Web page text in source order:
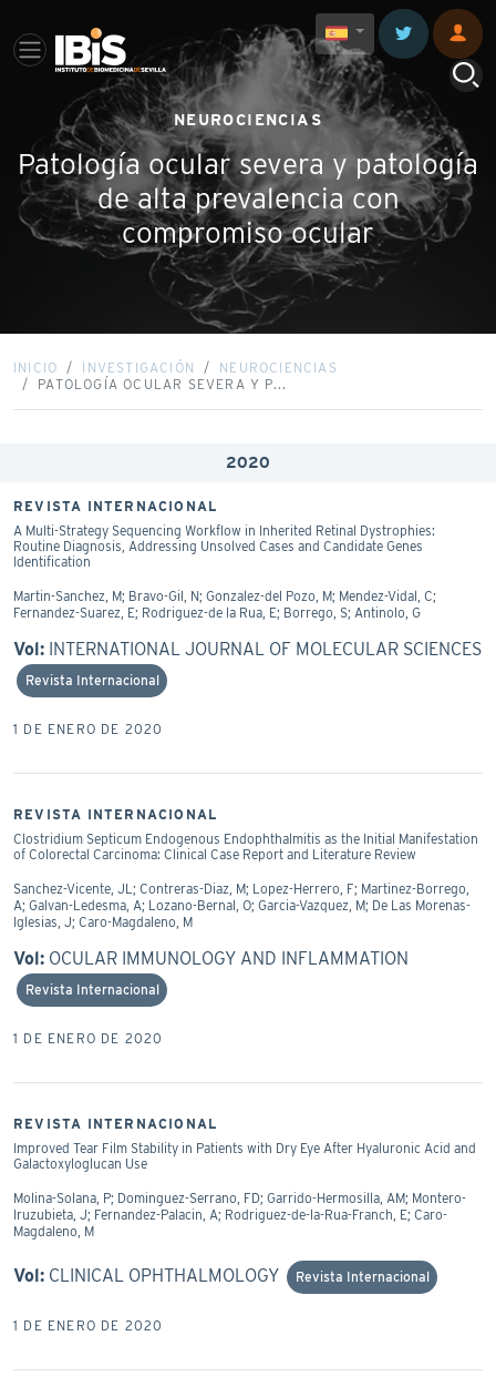
NEUROCIENCIAS
Patología ocular severa y patología
de alta prevalencia con
compromiso ocular
INICIO INVESTIGACIÓN
NEUROCIENCIAS
PATOLOGÍA OCULAR SEVERA Y P...
2020
REVISTA INTERNACIONAL
A Multi-Strategy Sequencing Workflow in Inherited Retinal Dystrophies:
Routine Diagnosis, Addressing Unsolved Cases and Candidate Genes
Identification
Martin-Sanchez, M; Bravo-Gil, N; Gonzalez-del Pozo, M; Mendez-Vidal, C;
Fernandez-Suarez, E; Rodriguez-de la Rua, E; Borrego, S; Antinolo, G
Vol: INTERNATIONAL JOURNAL OF MOLECULAR SCIENCES
Revista Internacional
1 DE ENERO DE 2020
REVISTA INTERNACIONAL
Clostridium Septicum Endogenous Endophthalmitis as the Initial Manifestation
of Colorectal Carcinoma: Clinical Case Report and Literature Review
Sanchez-Vicente, JL; Contreras-Diaz, M; Lopez-Herrero, F; Martinez-Borrego,
A; Galvan-Ledesma, A; Lozano-Bernal, O; Garcia-Vazquez, M; De Las Morenas-
Iglesias, J; Caro-Magdaleno, M
Vol: OCULAR IMMUNOLOGY AND INFLAMMATION
Revista Internacional
1 DE ENERO DE 2020
REVISTA INTERNACIONAL
Improved Tear Film Stability in Patients with Dry Eye After Hyaluronic Acid and
Galactoxyloglucan Use
Molina-Solana, P; Dominguez-Serrano, FD; Garrido-Hermosilla, AM; Montero-
Iruzubieta, J; Fernandez-Palacin, A; Rodriguez-de-la-Rua-Franch, E; Caro-
Magdaleno, M
Vol: CLINICAL OPHTHALMOLOGY Revista Internacional
1 DE ENERO DE 2020